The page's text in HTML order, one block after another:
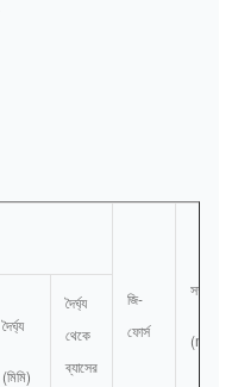
জি-
ফোর্স
সক্ষমতা
(m3/h)
দৈর্ঘ্য
(মিমি)
দৈর্ঘ্য
থেকে
ব্যাসের